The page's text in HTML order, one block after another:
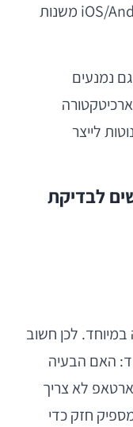
האם מגבלות פרטיות של iOS/Android משנות
נמנעים
לייצר
לבדיקת
לכן חשוב
בלבד: האם הבעיה
לא צריך
חזק כדי